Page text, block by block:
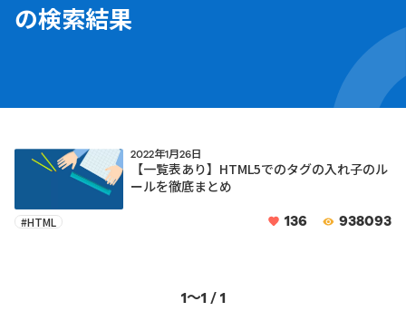
の検索結果
2022年1月26日
【一覧表あり】HTML5でのタグの入れ子のル
ールを徹底まとめ
#HTML 136 938093
1〜1 / 1